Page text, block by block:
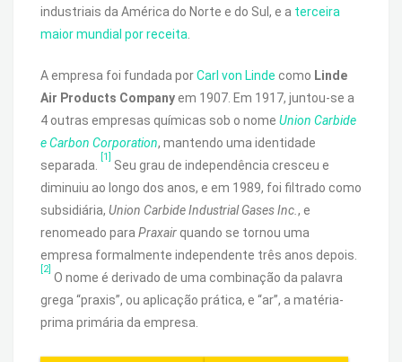
industriais da América do Norte e do Sul, e a terceira
maior mundial por receita
A empresa foi fundada porCarl von Linde como Linde
Air Products Companyem 1907. Em 1917, juntou-se a
4 outras empresas químicas sob o nome Union Carbide
e Carbon Corporation, mantendo uma identidade
separada.
[1]
Seu grau de independência cresceu e
diminuiu ao longo dos anos, e em 1989, foi filtrado como
subsidiária, Union Carbide Industrial Gases Inc. , e
renomeado para Praxair quando se tornou uma
empresa formalmente independente três anos depois.
[2]
O nome é derivado de uma combinação da palavra
grega “praxis”, ou aplicação prática, e “ar”, a matéria-
prima primária da empresa.